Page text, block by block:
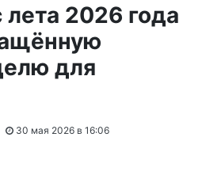
лета 2026 года
для
30 мая 2026 в 16:06